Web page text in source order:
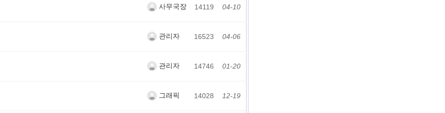
사무국장 14119 04-10
관리자 16523 04-06
관리자 14746 01-20
그래픽 14028 12-19